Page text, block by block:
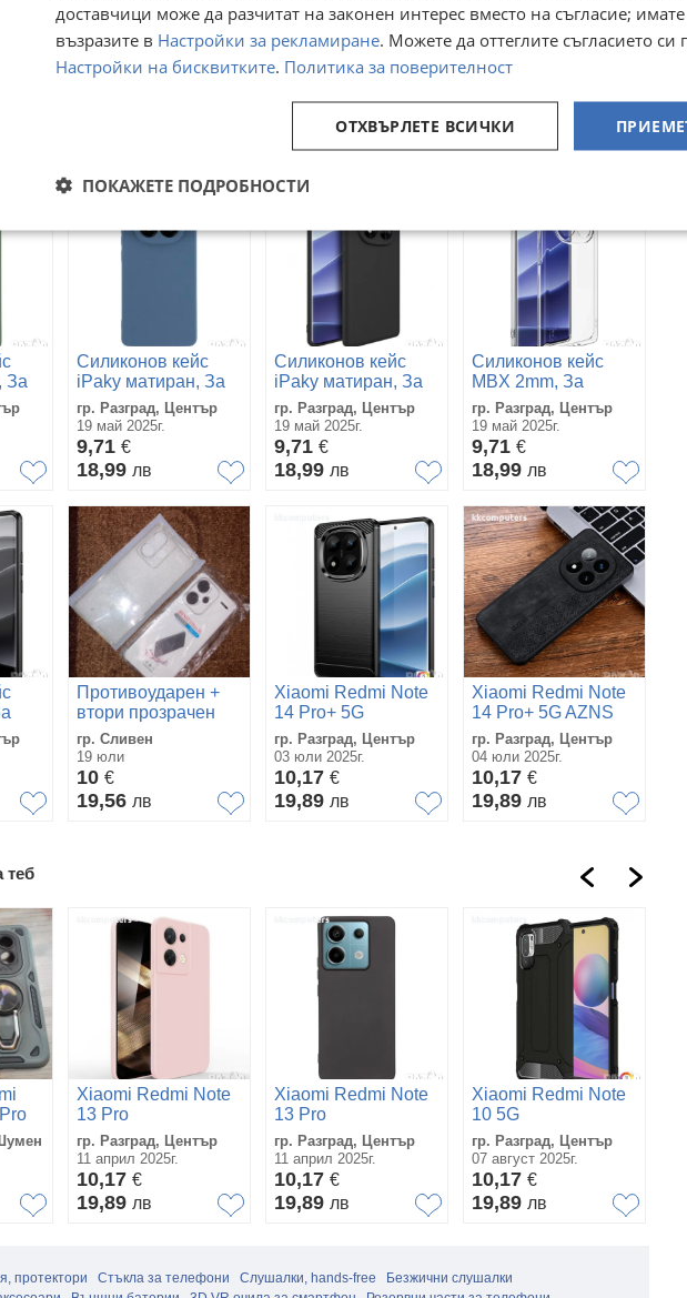
кейсове Xiaomi
Redmi Note 10
гр. Варна, Възраждане
Силиконов кейс
MBX 2mm, За
Xiaomi Redmi Note
гр. Разград, Център
MBX Carbon, За
Xiaomi Redmi Note
гр. Разград, Център
9,71
18,99
За
Силиконов кейс
iPaky матиран, За
Xiaomi Redmi Note
14 Pro 4G,
Тъмносин
гр. Разград, Център
19 май 2025г.
9,71 €
18,99 лв
Силиконов кейс
iPaky матиран, За
Xiaomi Redmi Note
14 Pro 4G, Черен
гр. Разград, Център
19 май 2025г.
9,71 €
18,99 лв
Силиконов кейс
MBX 2mm, За
Xiaomi Redmi Note
14 Pro 4G,
Прозрачен
гр. Разград, Център
19 май 2025г.
9,71 €
18,99 лв
Противоударен +
втори прозрачен
силиконов кейс за
Xiaomi Redmi Note
13 Pro+ 5G
гр. Сливен
19 юли
10 €
19,56 лв
Xiaomi Redmi Note
14 Pro+ 5G
Удароустойчив
Carbon Fiber Калъф
и Протектор
гр. Разград, Център
03 юли 2025г.
10,17 €
19,89 лв
Xiaomi Redmi Note
14 Pro+ 5G AZNS
Удароустойчив
Кожен Калъф и
Протектор
гр. Разград, Център
04 юли 2025г.
10,17 €
19,89 лв
теб
Xiaomi Redmi Note
13 Pro
5G Силиконов кейс
iPaky матиран и
Протектор
гр. Разград, Център
11 април 2025г.
10,17 €
19,89 лв
Xiaomi Redmi Note
13 Pro
5G Силиконов кейс
iPaky матиран и
Протектор
гр. Разград, Център
11 април 2025г.
10,17 €
19,89 лв
Xiaomi Redmi Note
10 5G
Удароустойчив
Калъф и Протектор
гр. Разград, Център
07 август 2025г.
10,17 €
19,89 лв
протектори Стъкла за телефони Слушалки, hands-free
Безжични слушалки
доставчици може да разчитат на законен интерес вместо на съгласие;
възразите в Настройки за рекламиране. Можете да оттеглите съгласието си
Настройки на бисквитките. Политика за поверителност
ОТХВЪРЛЕТЕ ВСИЧКИ
ПОКАЖЕТЕ ПОДРОБНОСТИ